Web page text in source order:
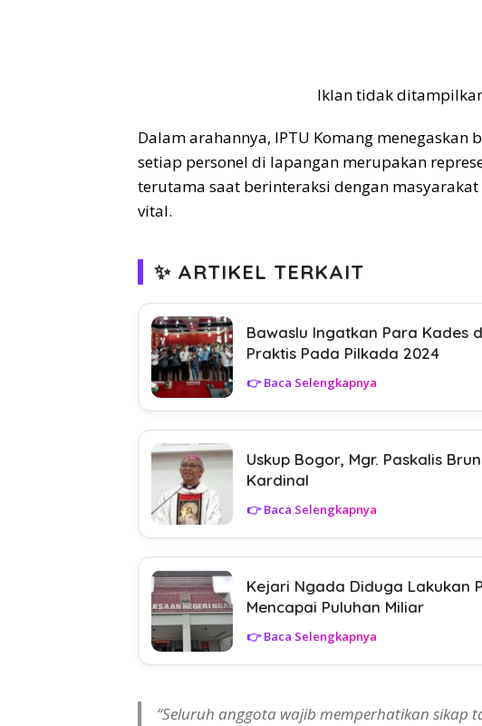
Iklan tidak
Dalam arahannya, IPTU Komang
setiap personel di lapangan merupakan
terutama saat berinteraksi dengan
vital.
✨ ARTIKEL TERKAIT
Bawaslu Ingatkan Para Kades
Praktis Pada Pilkada 2024
👉 Baca Selengkapnya
Uskup Bogor, Mgr. Paskalis
Kardinal
👉 Baca Selengkapnya
Kejari Ngada Diduga Lakukan
Mencapai Puluhan Miliar
👉 Baca Selengkapnya
“Seluruh anggota wajib memperhatikan sikap